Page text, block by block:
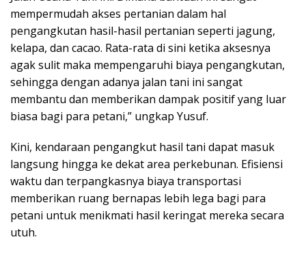
mempermudah akses pertanian dalam hal
pengangkutan hasil-hasil pertanian seperti jagung,
kelapa, dan cacao. Rata-rata di sini ketika aksesnya
agak sulit maka mempengaruhi biaya pengangkutan,
sehingga dengan adanya jalan tani ini sangat
membantu dan memberikan dampak positif yang luar
biasa bagi para petani,” ungkap Yusuf.
Kini, kendaraan pengangkut hasil tani dapat masuk
langsung hingga ke dekat area perkebunan. Efisiensi
waktu dan terpangkasnya biaya transportasi
memberikan ruang bernapas lebih lega bagi para
petani untuk menikmati hasil keringat mereka secara
utuh.